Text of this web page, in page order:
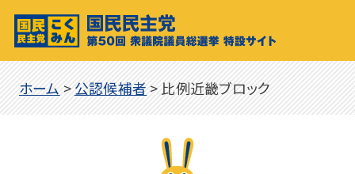
ホーム >公認候補者 > 比例近畿ブロック